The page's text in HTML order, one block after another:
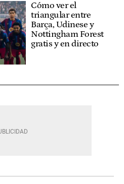
Cómo ver el
triangular entre
Barça, Udinese y
Nottingham Forest
gratis y en directo